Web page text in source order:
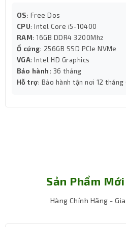
OS: Free Dos
CPU: Intel Core i5-10400
RAM: 16GB DDR4 3200Mhz
Ổ cứng: 256GB SSD PCIe NVMe
VGA: Intel HD Graphics
Bảo hành: 36 tháng
Hỗ trợ: Bảo hành tận nơi 12 tháng
Sản Phẩm
Hàng Chính Hãng -